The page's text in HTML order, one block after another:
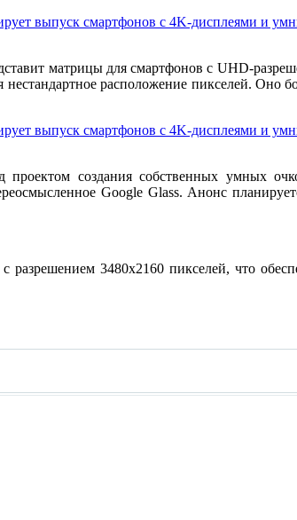
матрицы для смартфонов с UHD-
расположение пикселей. Оно
создания собственных умных
Google Glass. Анонс
разрешением 3480х2160 пикселей, что